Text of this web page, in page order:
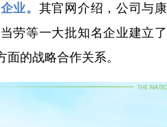
业。 其官网介绍，公司与康
劳等一大批知名企业建立了
的战略合作关系。